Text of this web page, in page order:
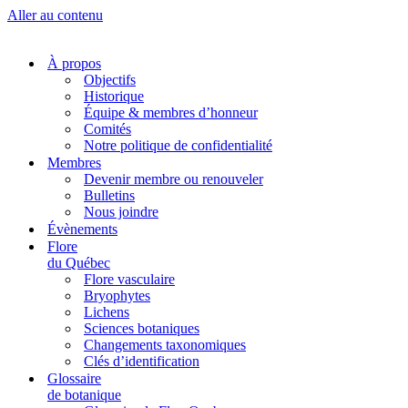
Aller au contenu
À propos
Objectifs
Historique
Équipe & membres d’honneur
Comités
Notre politique de confidentialité
Membres
Devenir membre ou renouveler
Bulletins
Nous joindre
Évènements
Flore
du Québec
Flore vasculaire
Bryophytes
Lichens
Sciences botaniques
Changements taxonomiques
Clés d’identification
Glossaire
de botanique